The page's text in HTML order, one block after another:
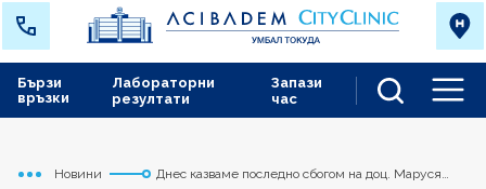
Лабораторни
резултати
Запази
час
Бързи
връзки
Начало
Токуда
Новини
Днес казваме последно сбогом на доц. Маруся